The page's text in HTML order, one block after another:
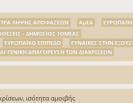
ΛΗΨΗΣ ΑΠΟΦΑΣΕΩΝ ΑμΕΑ
- ΔΗΜΟΣΙΟΣ ΤΟΜΕΑΣ
ΕΥΡΩΠΑΪΚΟ ΕΠΙΠΕΔΟ
ΓΥΝΑΙΚΕΣ ΣΤΗΝ
ΓΕΝΙΚΗ ΑΠΑΓΟΡΕΥΣΗ ΤΩΝ ΔΙΑΚΡΙΣΕΩΝ
ισότητα αμοιβής